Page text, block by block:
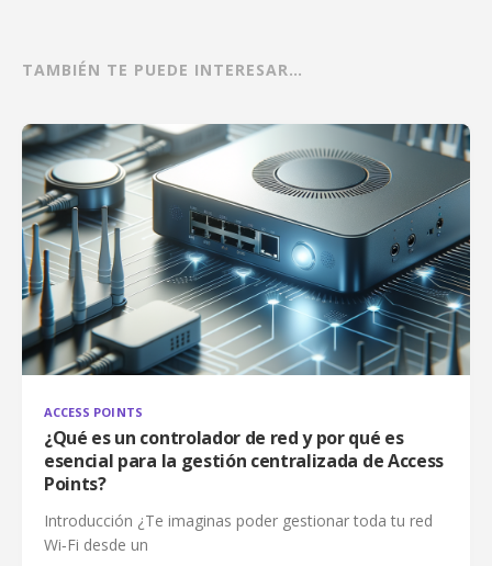
TAMBIÉN TE PUEDE INTERESAR…
ACCESS POINTS
¿Qué es un controlador de red y por qué es
esencial para la gestión centralizada de Access
Points?
Introducción ¿Te imaginas poder gestionar toda tu red
Wi‑Fi desde un